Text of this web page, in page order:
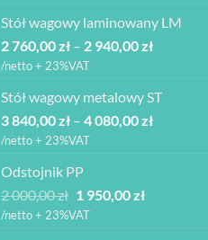
6
850,00 zł.
6
165,00 zł.
Stół wagowy laminowany LM
2 760,00zł – 2 940,00złZakres
2
760,00 zł
/netto + 23%VAT
Stół wagowy metalowy ST
3 840,00zł – 4 080,00złZakres
/netto + 23%VAT
Odstojnik PP
2 000,00zł Pierwotna
cena
1 950,00złAktualna
/netto + 23%VAT